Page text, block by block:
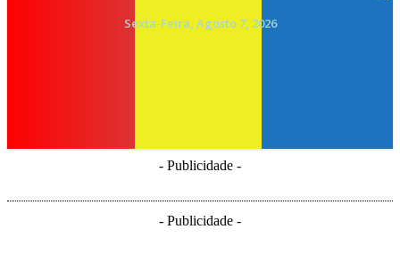
Sexta-Feira, Agosto 7, 2026
- Publicidade -
- Publicidade -